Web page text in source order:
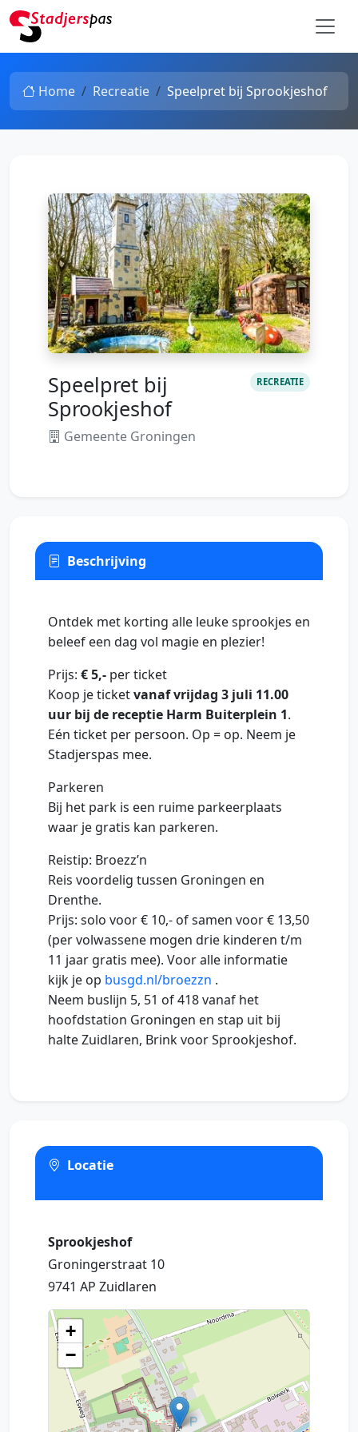
Home Recreatie Speelpret bij Sprookjeshof
Speelpret bij
Sprookjeshof
Gemeente Groningen
RECREATIE
Beschrijving
Ontdek met korting alle leuke sprookjes en
beleef een dag vol magie en plezier!
Prijs: € 5,- per ticket
Koop je ticketvanaf vrijdag 3 juli 11.00
uur bij de receptie Harm Buiterplein 1.
Eén ticket per persoon. Op = op. Neem je
Stadjerspas mee.
Parkeren
Bij het park is een ruime parkeerplaats
waar je gratis kan parkeren.
Reistip: Broezz’n
Reis voordelig tussen Groningen en
Drenthe.
Prijs: solo voor € 10,- of samen voor € 13,50
(per volwassene mogen drie kinderen t/m
11 jaar gratis mee). Voor alle informatie
kijk je op busgd.nl/broezzn .
Neem buslijn 5, 51 of 418 vanaf het
hoofdstation Groningen en stap uit bij
halte Zuidlaren, Brink voor Sprookjeshof.
Locatie
Sprookjeshof
Groningerstraat 10
9741 AP Zuidlaren
+
−